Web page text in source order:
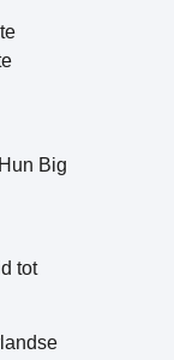
Big
tot